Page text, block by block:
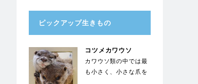
ピックアップ生きもの
コツメカワウソ
カワウソ類の中では最
も小さく、小さな爪を